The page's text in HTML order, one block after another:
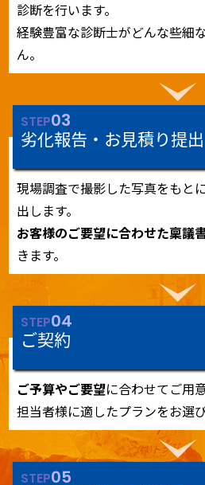
診断を行います。
経験豊富な診断士がどんな些細
ん。
STEP03
劣化報告・お見積り提出
現場調査で撮影した写真をもと
出します。
お客様のご要望に合わせた稟議
きます。
STEP04
ご契約
ご予算やご要望に合わせてご用
担当者様に適したプランをお選
STEP05